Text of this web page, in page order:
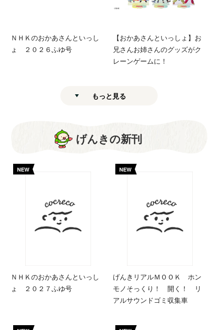
ＮＨＫのおかあさんといっし
ょ ２０２６ふゆ号
【おかあさんといっしょ】お
兄さんお姉さんのグッズがク
レーンゲームに！
もっと見る
げんきの新刊
NEW
ＮＨＫのおかあさんといっし
ょ ２０２７ふゆ号
NEW
げんきリアルＭＯＯＫ ホン
モノそっくり！ 開く！ リ
アルサウンドゴミ収集車